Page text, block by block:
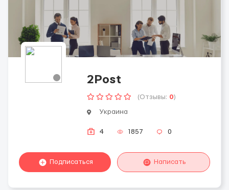
2Post
(Отзывы: 0)
Украина
4 1857 0
Подписаться Написать